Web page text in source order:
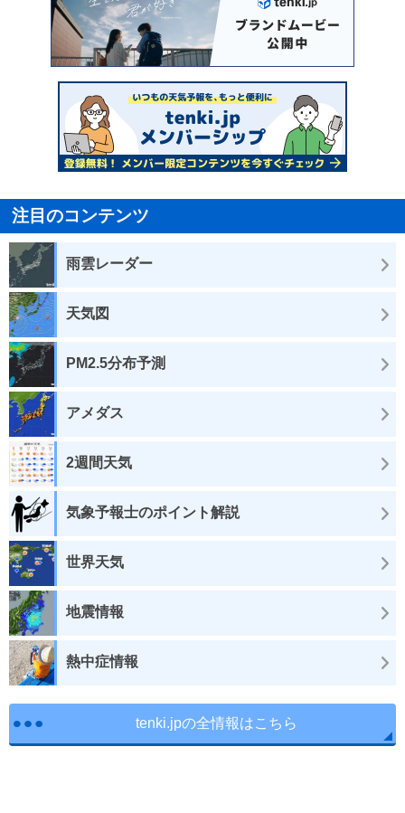
注目のコンテンツ
雨雲レーダー
天気図
PM2.5分布予測
アメダス
2週間天気
気象予報士のポイント解説
世界天気
地震情報
熱中症情報
tenki.jpの全情報はこちら